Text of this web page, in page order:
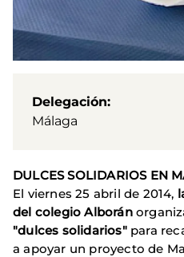
Delegación
Málaga
DULCES SOLIDARIOS EN
El viernes 25 abril de 2014,
del colegio Alborán
"dulces solidarios"para
a apoyar un proyecto de